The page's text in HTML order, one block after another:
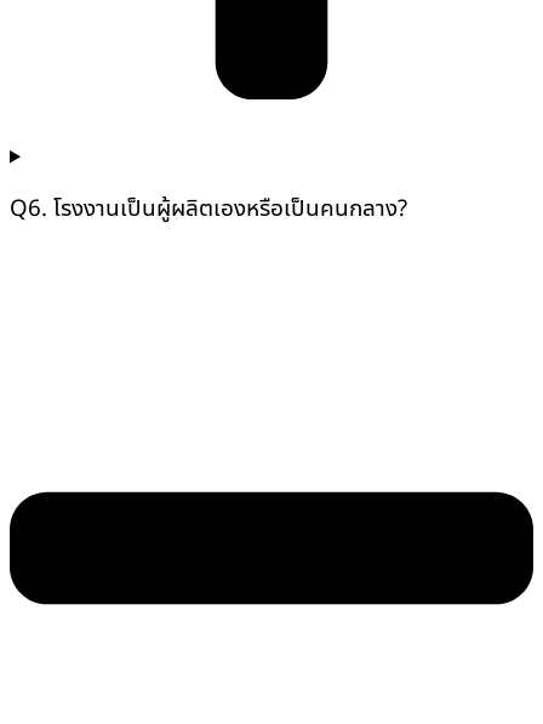
Q6. โรงงานเป็นผู้ผลิตเองหรือเป็นคนกลาง?